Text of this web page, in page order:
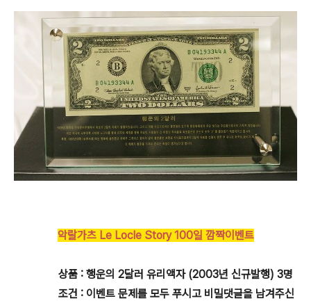
악랄가츠 Le Locle Story 100일 깜짝이벤트
상품 : 행운의 2달러 유리액자 (2003년 신규발행) 3명
조건 : 이벤트 문제를 모두 푸시고 비밀댓글을 남겨주신